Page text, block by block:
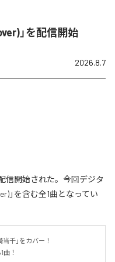
」を配信開始
2026.8.7
信開始された。今回デジタ
」を含む全1曲となってい
千」をカバー！
！